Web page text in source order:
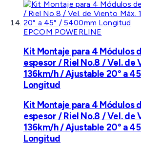
EPCOM POWERLINE
Kit Montaje para 4 Módulos
espesor / Riel No.8 / Vel. de
136km/h / Ajustable 20° a
Longitud
Kit Montaje para 4 Módulos
espesor / Riel No.8 / Vel. de
136km/h / Ajustable 20° a
Longitud